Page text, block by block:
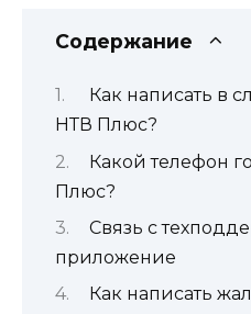
Содержание
Как написать в
НТВ Плюс?
Какой телефон
Плюс?
Связь с
приложение
Как написать